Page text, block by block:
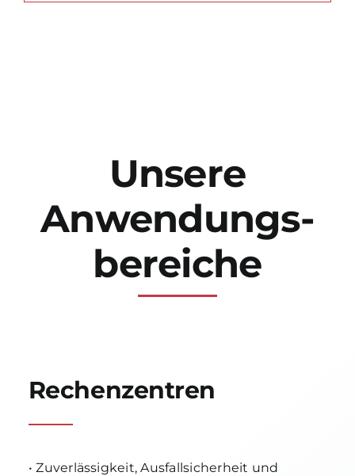
Unsere
Anwendungs-
bereiche
Rechenzentren
• Zuverlässigkeit, Ausfallsicherheit und